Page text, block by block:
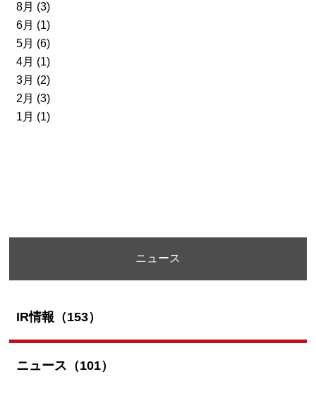
8月 (3)
6月 (1)
5月 (6)
4月 (1)
3月 (2)
2月 (3)
1月 (1)
ニュース
IR情報（153）
ニュース（101）